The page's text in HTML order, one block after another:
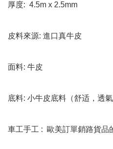
厚度:  4.5m x 2.5mm
皮料來源: 進口真牛皮
面料: 牛皮
底料: 小牛皮底料（舒适，透
車工手工 :  歐美訂單銷路貨品